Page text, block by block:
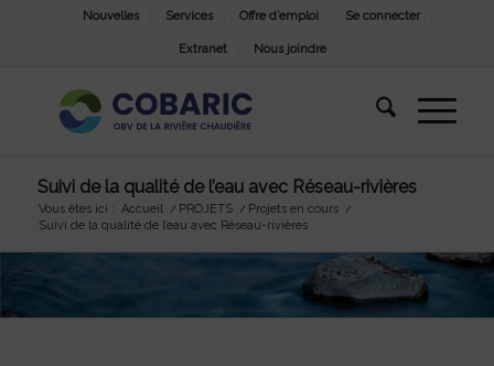
Nouvelles Services Offre d’emploi Se connecter
Extranet Nous joindre
Suivi de la qualité de l’eau avec Réseau-rivières
Vous êtes ici : Accueil / PROJETS / Projets en cours /
Suivi de la qualité de l’eau avec Réseau-rivières